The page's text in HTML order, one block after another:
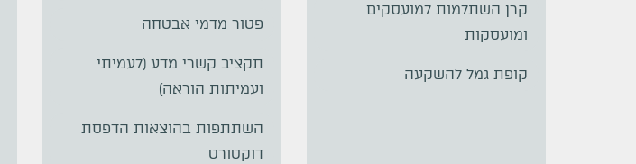
קרן השתלמות למועסקים
ומועסקות
קופת גמל להשקעה
פטור מדמי אבטחה
תקציב קשרי מדע (לעמיתי
ועמיתות הוראה)
השתתפות בהוצאות הדפסת
דוקטורט